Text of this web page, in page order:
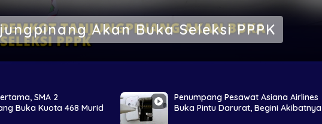
Akan Buka Seleksi PPPK
SMA 2
Buka Kuota 468 Murid
Penumpang Pesawat Asiana Airlines
Buka Pintu Darurat, Begini Akibatnya